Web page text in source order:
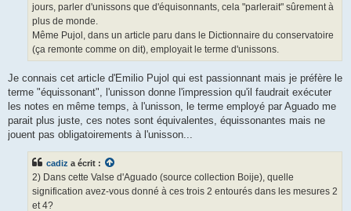
jours, parler d'unissons que d'équisonnants, cela "parlerait" sûrement à
plus de monde.
Même Pujol, dans un article paru dans le Dictionnaire du conservatoire
(ça remonte comme on dit), employait le terme d'unissons.
Je connais cet article d'Emilio Pujol qui est passionnant mais je préfère le
terme "équissonant", l'unisson donne l'impression qu'il faudrait exécuter
les notes en même temps, à l'unisson, le terme employé par Aguado me
parait plus juste, ces notes sont équivalentes, équissonantes mais ne
jouent pas obligatoirements à l'unisson...
cadiz a écrit :
2) Dans cette Valse d'Aguado (source collection Boije), quelle
signification avez-vous donné à ces trois 2 entourés dans les mesures 2
et 4?